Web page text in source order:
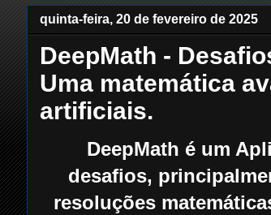
quinta-feira, 20 de fevereiro de 2025
DeepMath -
Uma matemática
artificiais.
DeepMath é um
desafios,
resoluções